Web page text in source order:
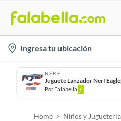
Ingresa tu ubicación
NERF
Juguete Lanzador Nerf
Por Falabella
Home Niños y